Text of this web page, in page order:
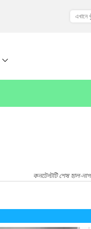
কনটেন্টটি শেষ হাল-